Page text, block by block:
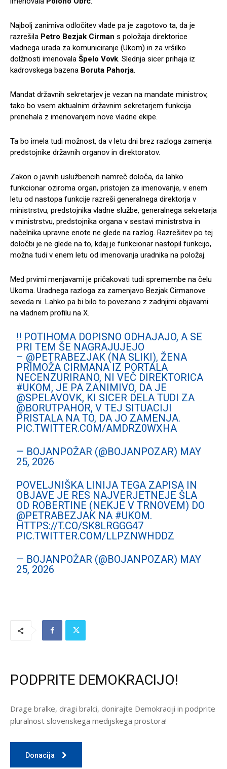
Najbolj zanimiva odločitev vlade pa je zagotovo ta, da je
razrešila Petro Bezjak Cirman s položaja direktorice
vladnega urada za komuniciranje (Ukom) in za vršilko
dolžnosti imenovala Špelo Vovk. Slednja sicer prihaja iz
kadrovskega bazena Boruta Pahorja.
Mandat državnih sekretarjev je vezan na mandate ministrov,
tako bo vsem aktualnim državnim sekretarjem funkcija
prenehala z imenovanjem nove vladne ekipe.
Ta bo imela tudi možnost, da v letu dni brez razloga zamenja
predstojnike državnih organov in direktoratov.
Zakon o javnih uslužbencih namreč določa, da lahko
funkcionar oziroma organ, pristojen za imenovanje, v enem
letu od nastopa funkcije razreši generalnega direktorja v
ministrstvu, predstojnika vladne službe, generalnega sekretarja
v ministrstvu, predstojnika organa v sestavi ministrstva in
načelnika upravne enote ne glede na razlog. Razrešitev po tej
določbi je ne glede na to, kdaj je funkcionar nastopil funkcijo,
možna tudi v enem letu od imenovanja uradnika na položaj.
Med prvimi menjavami je pričakovati tudi spremembe na čelu
Ukoma. Uradnega razloga za zamenjavo Bezjak Cirmanove
seveda ni. Lahko pa bi bilo to povezano z zadnjimi objavami
na vladnem profilu na X.
‼️ POTIHOMA DOPISNO ODHAJAJO, A SE
PRI TEM ŠE NAGRAJUJEJO
– @PETRABEZJAK (NA SLIKI), ŽENA
PRIMOŽA CIRMANA IZ PORTALA
NECENZURIRANO, NI VEČ DIREKTORICA
#UKOM, JE PA ZANIMIVO, DA JE
@SPELAVOVK, KI SICER DELA TUDI ZA
@BORUTPAHOR, V TEJ SITUACIJI
PRISTALA NA TO, DA JO ZAMENJA.
PIC.TWITTER.COM/AMDRZ0WXHA
— BOJANPOŽAR (@BOJANPOZAR) MAY
25, 2026
POVELJNIŠKA LINIJA TEGA ZAPISA IN
OBJAVE JE RES NAJVERJETNEJE ŠLA
OD ROBERTINE (NEKJE V TRNOVEM) DO
@PETRABEZJAK NA #UKOM.
HTTPS://T.CO/SK8LRGGG47
PIC.TWITTER.COM/LLPZNWHDDZ
— BOJANPOŽAR (@BOJANPOZAR) MAY
25, 2026
PODPRITE DEMOKRACIJO!
Drage bralke, dragi bralci, donirajte Demokraciji in podprite
pluralnost slovenskega medijskega prostora!
Donacija